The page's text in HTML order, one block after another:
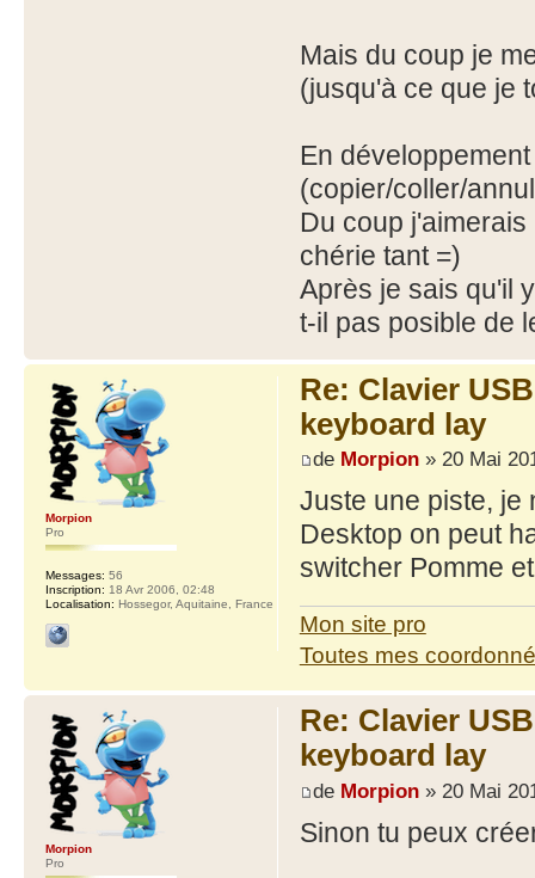
Mais du coup je
(jusqu'à ce que je
En
(copier/coller/
Du coup
chérie tant =)
Après je sais qu'il
t-il pas posible de
Re: Clavier
keyboard lay
de Morpion» 20 Mai
Juste une piste, je
Desktop on peut
switcher Pomme
Mon site pro
Toutes mes
Morpion
Pro
Messages: 56
Inscription: 18 Avr 2006, 02:48
Localisation: Hossegor, Aquitaine, France
Re: Clavier
keyboard lay
de Morpion» 20 Mai
Sinon tu peux
Morpion
Pro